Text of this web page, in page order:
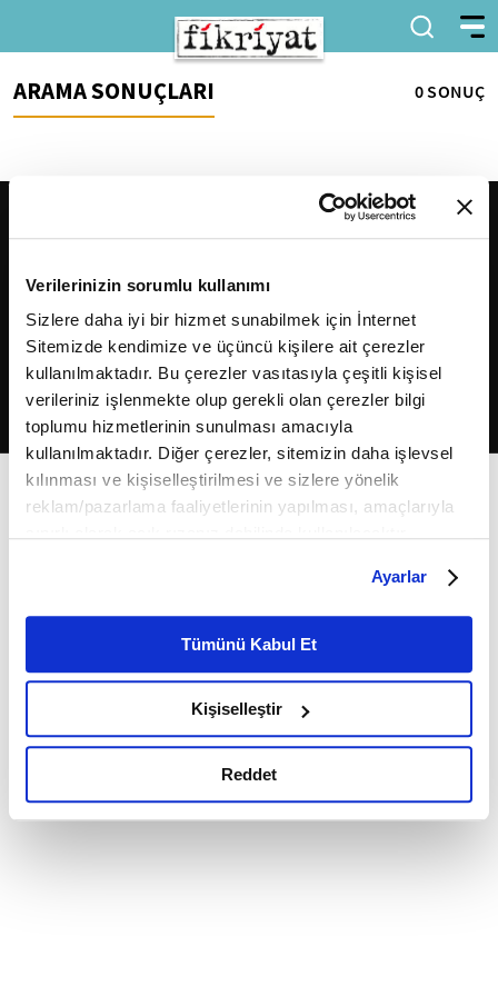
Verilerinizin sorumlu kullanımı
Sizlere daha iyi bir hizmet sunabilmek için İnternet
Sitemizde kendimize ve üçüncü kişilere ait çerezler
kullanılmaktadır. Bu çerezler vasıtasıyla çeşitli kişisel
verileriniz işlenmekte olup gerekli olan çerezler bilgi
toplumu hizmetlerinin sunulması amacıyla
kullanılmaktadır. Diğer çerezler, sitemizin daha işlevsel
kılınması ve kişiselleştirilmesi ve sizlere yönelik
reklam/pazarlama faaliyetlerinin yapılması, amaçlarıyla
belirleyebilirsiniz. Çerezlere ilişkin detaylı bilgi için
Ayarlar butonuna tıklayabilir,Çerez Bilgilendirme
Metnimizi ziyaret edebilirsiniz.
6698 sayılı Kişisel Verilerin Korunması Kanunu uyarınca
okumak ve sitemizi ziyaretiniz kapsamında
gerçekleştirilen veri işleme faaliyetleri ile ilgili daha
detaylı bilgi almak için lütfentıklayınız.
Ayarlar
Tümünü Kabul Et
Kişiselleştir
Reddet
ARAMA SONUÇLARI 0 SONUÇ
2026Fikriyat. Tüm hakları saklıdır.